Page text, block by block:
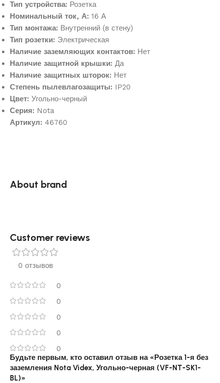
Тип устройства: Розетка
Номинальный ток, А: 16 А
Тип монтажа: Внутренний (в стену)
Тип розетки: Электрическая
Наличие заземляющих контактов: Нет
Наличие защитной крышки: Да
Наличие защитных шторок: Нет
Степень пылевлагозащиты: IP20
Цвет: Угольно-черный
Серия: Nota
Артикул: 46760
About brand
Customer reviews​
0 отзывов
0
0
0
0
0
Будьте первым, кто оставил отзыв на «Розетка 1-я без
заземления Nota Videx, Угольно-черная (VF-NT-SK1-
BL)»